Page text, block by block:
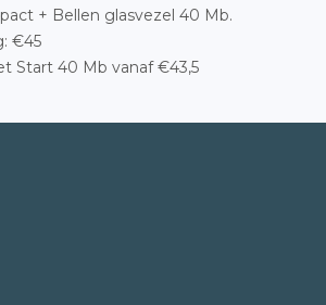
+ Bellen glasvezel 40 Mb.
€45
Start 40 Mb vanaf €43,5